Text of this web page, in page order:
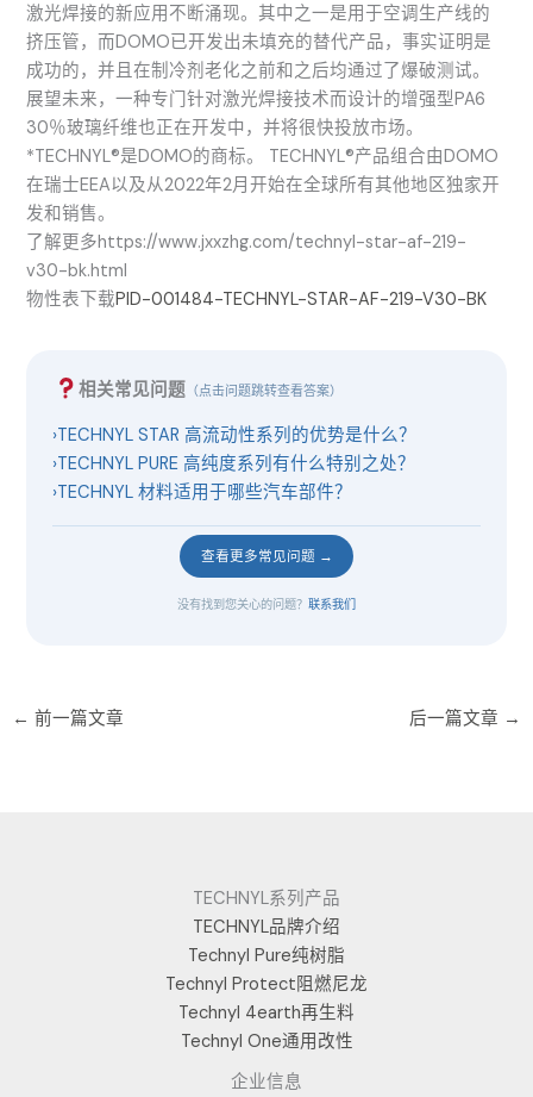
激光焊接的新应用不断涌现。其中之一是用于空调生产线的
挤压管，而DOMO已开发出未填充的替代产品，事实证明是
成功的，并且在制冷剂老化之前和之后均通过了爆破测试。
展望未来，一种专门针对激光焊接技术而设计的增强型PA6
30％玻璃纤维也正在开发中，并将很快投放市场。
*TECHNYL®是DOMO的商标。 TECHNYL®产品组合由DOMO
在瑞士EEA以及从2022年2月开始在全球所有其他地区独家开
发和销售。
了解更多https://www.jxxzhg.com/technyl-star-af-219-
v30-bk.html
物性表下载PID-001484-TECHNYL-STAR-AF-219-V30-BK
相关常见问题 （点击问题跳转查看答案）
›TECHNYL STAR 高流动性系列的优势是什么？
›TECHNYL PURE 高纯度系列有什么特别之处？
›TECHNYL 材料适用于哪些汽车部件？
查看更多常见问题 →
没有找到您关心的问题？ 联系我们
← 前一篇文章 后一篇文章 →
TECHNYL系列产品
TECHNYL品牌介绍
Technyl Pure纯树脂
Technyl Protect阻燃尼龙
Technyl 4earth再生料
Technyl One通用改性
企业信息